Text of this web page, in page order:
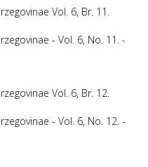
Vol. 6, Br. 11.
- Vol. 6, No. 11. -
Vol. 6, Br. 12.
- Vol. 6, No. 12. -